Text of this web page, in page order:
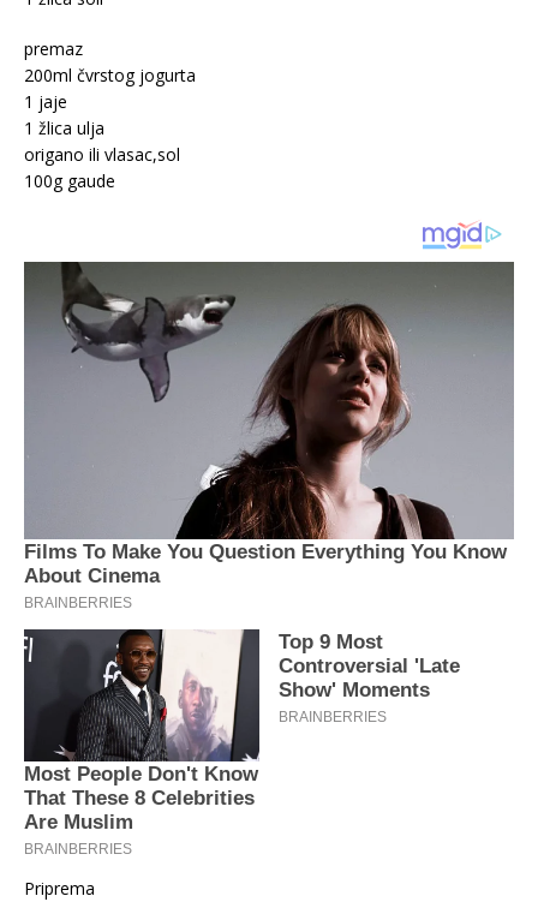
premaz
200ml čvrstog jogurta
1 jaje
1 žlica ulja
origano ili vlasac,sol
100g gaude
Priprema